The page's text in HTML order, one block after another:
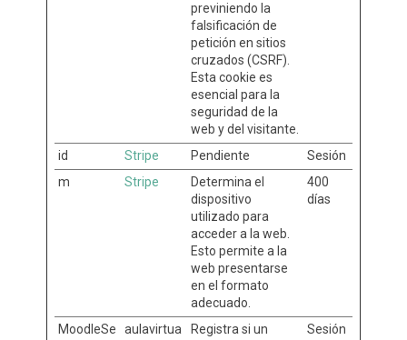
previniendo la
falsificación de
petición en sitios
cruzados (CSRF).
Esta cookie es
esencial para la
seguridad de la
web y del visitante.
id Stripe Pendiente
Sesión
m
Stripe
Determina el
dispositivo
utilizado para
acceder a la web.
Esto permite a la
web presentarse
en el formato
adecuado.
400
días
MoodleSe
aulavirtua
Registra si un
Sesión